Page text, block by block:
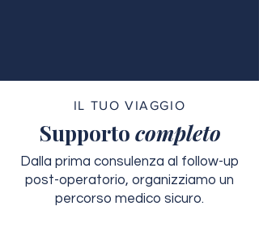
IL TUO VIAGGIO
Supporto completo
Dalla prima consulenza al follow-up
post-operatorio, organizziamo un
percorso medico sicuro.